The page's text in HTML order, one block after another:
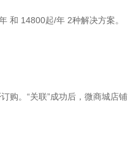
和 14800起/年 2种解决方案。
购。“关联”成功后，微商城店铺